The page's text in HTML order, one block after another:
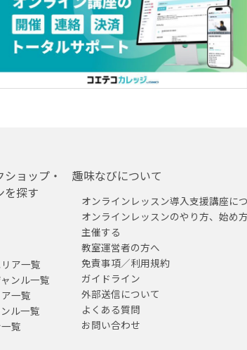
ョップ・
を探す
ア一覧
ンル一覧
一覧
ル一覧
覧
趣味なびについて
オンラインレッスン導入支援講座に
オンラインレッスンのやり方、始め方
主催する
教室運営者の方へ
免責事項／利用規約
ガイドライン
外部送信について
よくある質問
お問い合わせ